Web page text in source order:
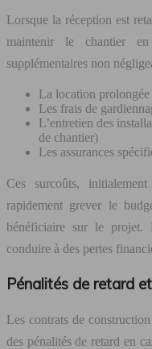
Lorsque la réception est
maintenir le chantier
supplémentaires non
La location prolongée
Les frais de
L’entretien des
de chantier)
Les assurances
Ces surcoûts,
rapidement grever le
bénéficiaire sur le projet.
conduire à des pertes
Pénalités de retard
Les contrats de
des pénalités de retard en